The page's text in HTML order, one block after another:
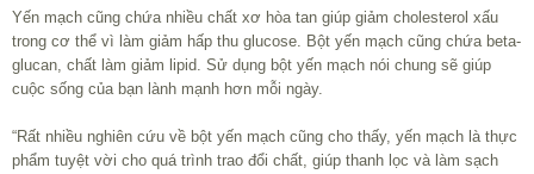
Yến mạch cũng chứa nhiều chất xơ hòa tan giúp giảm cholesterol xấu
trong cơ thể vì làm giảm hấp thu glucose. Bột yến mạch cũng chứa beta-
glucan, chất làm giảm lipid. Sử dụng bột yến mạch nói chung sẽ giúp
cuộc sống của bạn lành mạnh hơn mỗi ngày.
“Rất nhiều nghiên cứu về bột yến mạch cũng cho thấy, yến mạch là thực
phẩm tuyệt vời cho quá trình trao đổi chất, giúp thanh lọc và làm sạch